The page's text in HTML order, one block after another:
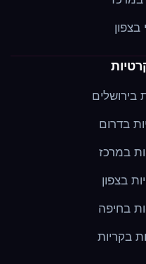
בצפון
בירושלים
בדרום
במרכז
בצפון
בחיפה
בקריות